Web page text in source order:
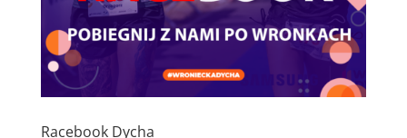
Racebook Dycha